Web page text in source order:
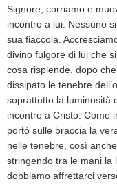
Signore, corriamo e
incontro a lui. Nessuno
sua fiaccola.
divino fulgore di lui che
cosa risplende, dopo
dissipato le tenebre
soprattutto la luminosità
incontro a Cristo. Come
portò sulle braccia la
nelle tenebre, così
stringendo tra le mani la
dobbiamo affrettarci